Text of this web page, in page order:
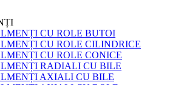
CU ROLE BUTOI
CU ROLE CILINDRICE
CU ROLE CONICE
RADIALI CU BILE
AXIALI CU BILE